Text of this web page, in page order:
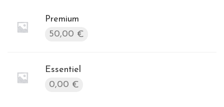
Premium
50,00 €
Essentiel
0,00 €